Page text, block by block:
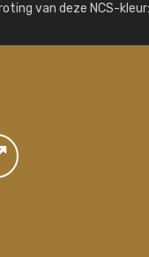
van deze NCS-kleur: